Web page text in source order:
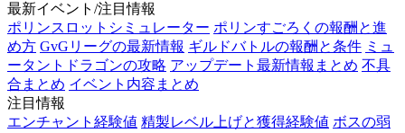
最新イベント/注目情報
ポリンスロットシミュレーター ポリンすごろくの報酬と進
め方 GvGリーグの最新情報 ギルドバトルの報酬と条件 ミュ
ータントドラゴンの攻略 アップデート最新情報まとめ 不具
合まとめ イベント内容まとめ
注目情報
エンチャント経験値 精製レベル上げと獲得経験値 ボスの弱